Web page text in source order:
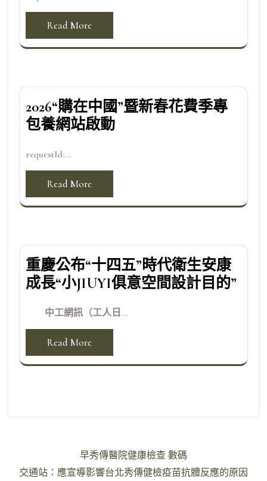
Read More
2026“購在中國”暨新春花費季專
包養網站啟動
requestId:...
Read More
重慶公布“十四五”時代衛生安康
成長“小JIUYI俱意空間設計目的”
中工網訊（工人日...
Read More
章
早秀傳醫院健康檢查 數碼
交通站：應宣導影響台北秀傳健檢疫苗抗體反應的原因